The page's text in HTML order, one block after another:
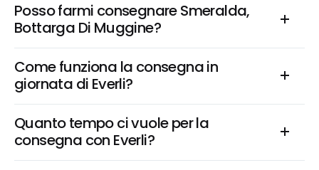
Posso farmi consegnare Smeralda,
Bottarga Di Muggine?
Come funziona la consegna in
giornata di Everli?
Quanto tempo ci vuole per la
consegna con Everli?